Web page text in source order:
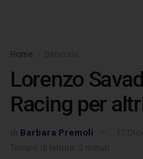
Home
Lorenzo
Racing per
Barbara Premoli